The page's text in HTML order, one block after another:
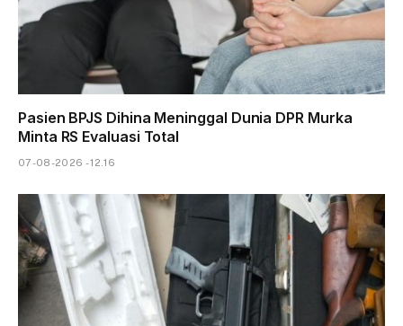
Pasien BPJS Dihina Meninggal Dunia DPR Murka
Minta RS Evaluasi Total
07-08-2026 - 12.16